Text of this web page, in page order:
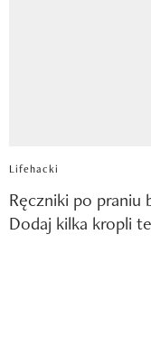
Lifehacki
Ręczniki po praniu
Dodaj kilka kropli